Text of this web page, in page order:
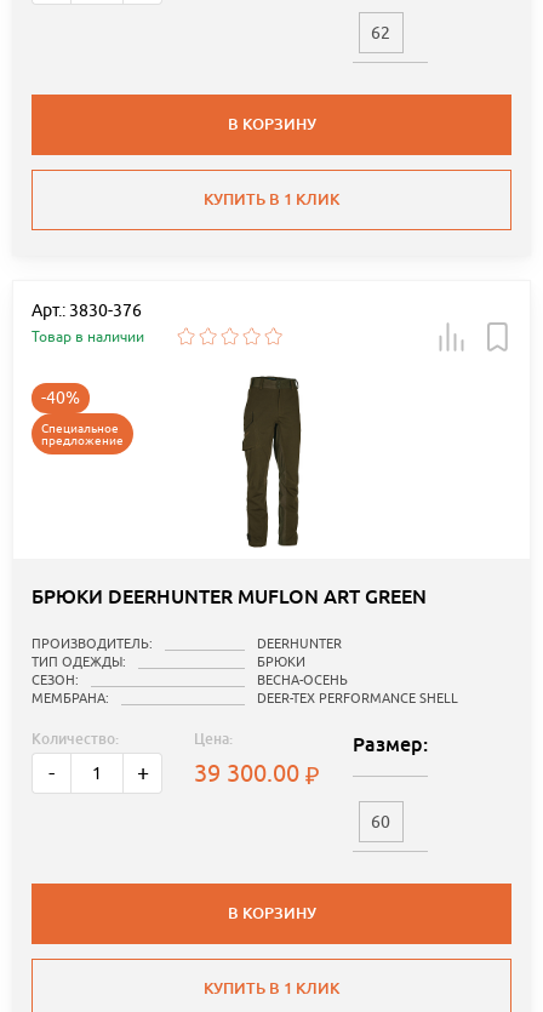
62
В КОРЗИНУ
КУПИТЬ В 1 КЛИК
Арт.: 3830-376
Товар в наличии
-40%
Специальное
предложение
БРЮКИ DEERHUNTER MUFLON ART GREEN
ПРОИЗВОДИТЕЛЬ:
DEERHUNTER
ТИП ОДЕЖДЫ:
БРЮКИ
СЕЗОН:
ВЕСНА-ОСЕНЬ
МЕМБРАНА:
DEER-TEX PERFORMANCE SHELL
Количество:
- +
Цена:
39 300.00
Размер:
60
В КОРЗИНУ
КУПИТЬ В 1 КЛИК